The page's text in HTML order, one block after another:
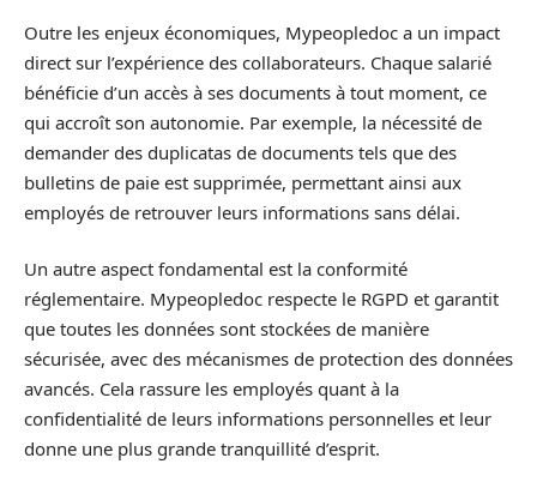
Outre les enjeux économiques, Mypeopledoc a un impact
direct sur l’expérience des collaborateurs. Chaque salarié
bénéficie d’un accès à ses documents à tout moment, ce
qui accroît son autonomie. Par exemple, la nécessité de
demander des duplicatas de documents tels que des
bulletins de paie est supprimée, permettant ainsi aux
employés de retrouver leurs informations sans délai.
Un autre aspect fondamental est la conformité
réglementaire. Mypeopledoc respecte le RGPD et garantit
que toutes les données sont stockées de manière
sécurisée, avec des mécanismes de protection des données
avancés. Cela rassure les employés quant à la
confidentialité de leurs informations personnelles et leur
donne une plus grande tranquillité d’esprit.